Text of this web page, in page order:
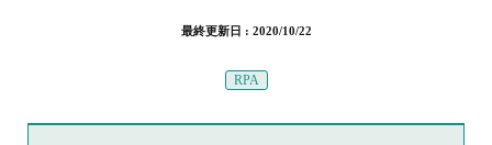
最終更新日 : 2020/10/22
RPA